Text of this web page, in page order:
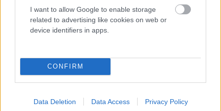
I want to allow Google to enable storage
related to advertising like cookies on web or
device identifiers in apps.
CONFIRM
Data Deletion Data Access Privacy Policy
Népszerűek
RÉVÉSZ ZSUZSA